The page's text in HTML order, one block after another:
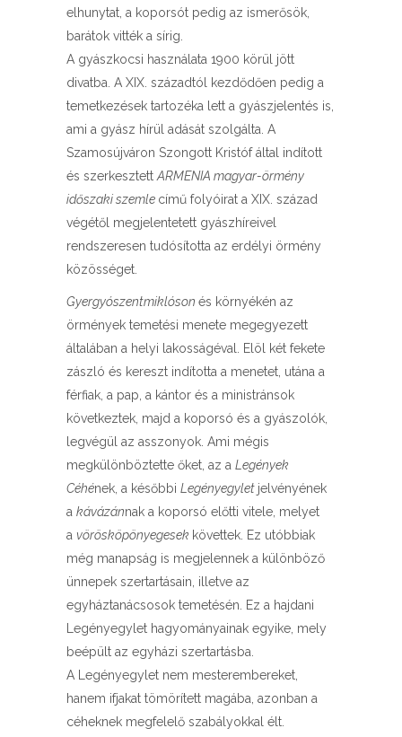
elhunytat, a koporsót pedig az ismerősök,
barátok vitték a sírig.
A gyászkocsi használata 1900 körül jött
divatba. A XIX. századtól kezdődően pedig a
temetkezések tartozéka lett a gyászjelentés is,
ami a gyász hírül adását szolgálta. A
Szamosújváron Szongott Kristóf által indított
és szerkesztett ARMENIA magyar-örmény
időszaki szemle című folyóirat a XIX. század
végétől megjelentetett gyászhíreivel
rendszeresen tudósította az erdélyi örmény
közösséget.
Gyergyószentmiklóson és környékén az
örmények temetési menete megegyezett
általában a helyi lakosságéval. Elöl két fekete
zászló és kereszt indította a menetet, utána a
férfiak, a pap, a kántor és a ministránsok
következtek, majd a koporsó és a gyászolók,
legvégül az asszonyok. Ami mégis
megkülönböztette őket, az a Legények
Céhének, a későbbi Legényegylet jelvényének
a kávázánnak a koporsó előtti vitele, melyet
a vörösköpönyegesek követtek. Ez utóbbiak
még manapság is megjelennek a különböző
ünnepek szertartásain, illetve az
egyháztanácsosok temetésén. Ez a hajdani
Legényegylet hagyományainak egyike, mely
beépült az egyházi szertartásba.
A Legényegylet nem mesterembereket,
hanem ifjakat tömörített magába, azonban a
céheknek megfelelő szabályokkal élt.